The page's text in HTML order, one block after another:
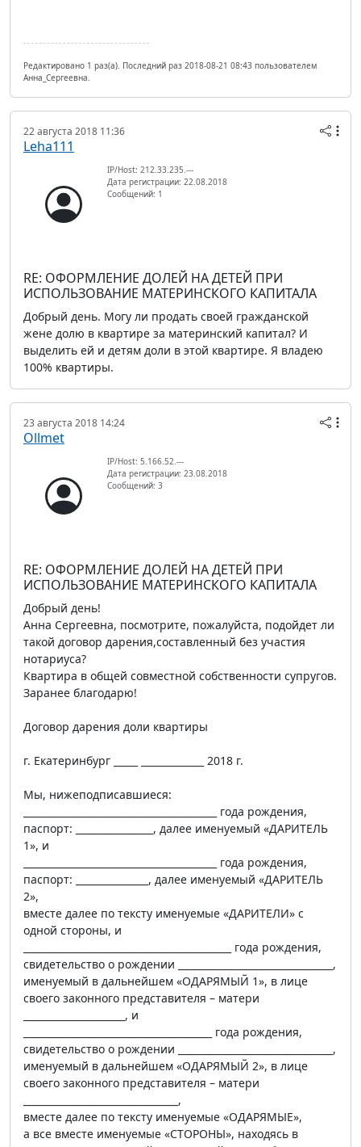
Редактировано 1 раз(а). Последний раз 2018-08-21 08:43 пользователем
Анна_Сергеевна.
22 августа 2018 11:36
Leha111
IP/Host: 212.33.235.---
Дата регистрации: 22.08.2018
Сообщений: 1
RE: ОФОРМЛЕНИЕ ДОЛЕЙ НА ДЕТЕЙ ПРИ
ИСПОЛЬЗОВАНИЕ МАТЕРИНСКОГО КАПИТАЛА
Добрый день. Могу ли продать своей гражданской
жене долю в квартире за материнский капитал? И
выделить ей и детям доли в этой квартире. Я владею
100% квартиры.
23 августа 2018 14:24
Ollmet
IP/Host: 5.166.52.---
Дата регистрации: 23.08.2018
Сообщений: 3
RE: ОФОРМЛЕНИЕ ДОЛЕЙ НА ДЕТЕЙ ПРИ
ИСПОЛЬЗОВАНИЕ МАТЕРИНСКОГО КАПИТАЛА
Добрый день!
Анна Сергеевна, посмотрите, пожалуйста, подойдет ли
такой договор дарения,составленный без участия
нотариуса?
Квартира в общей совместной собственности супругов.
Заранее благодарю!
Договор дарения доли квартиры
г. Екатеринбург _____ _____________ 2018 г.
Мы, нижеподписавшиеся:
________________________________________ года рождения,
паспорт: ________________, далее именуемый «ДАРИТЕЛЬ
1», и
________________________________________ года рождения,
паспорт: _______________, далее именуемый «ДАРИТЕЛЬ
2»,
вместе далее по тексту именуемые «ДАРИТЕЛИ» с
одной стороны, и
___________________________________________ года рождения,
свидетельство о рождении ________________________________,
именуемый в дальнейшем «ОДАРЯМЫЙ 1», в лице
своего законного представителя – матери
_____________________, и
_______________________________________ года рождения,
свидетельство о рождении ________________________________,
именуемый в дальнейшем «ОДАРЯМЫЙ 2», в лице
своего законного представителя – матери
________________________________,
вместе далее по тексту именуемые «ОДАРЯМЫЕ»,
а все вместе именуемые «СТОРОНЫ», находясь в